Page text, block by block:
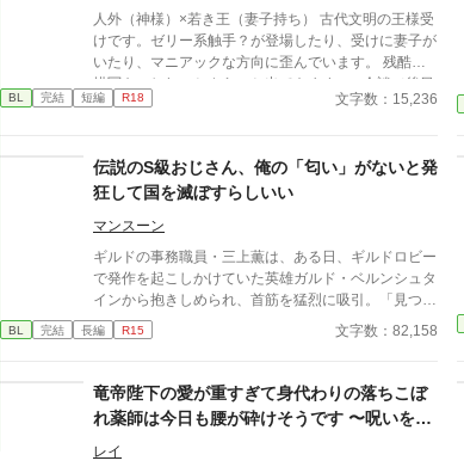
人外（神様）×若き王（妻子持ち） 古代文明の王様受
けです。ゼリー系触手？が登場したり、受けに妻子が
いたり、マニアックな方向に歪んでいます。 残酷な
描写も、しれっとさらっと出てきます。 ■余談（後日
談？番外編？オマケ？） 本編の18年後。 本編最後に
BL 完結 短編 R18 文字数：15,236
伝説のS級おじさん、俺の「匂い」がないと発
狂して国を滅ぼすらしいい
マンスーン
ギルドの事務職員・三上薫は、ある日、ギルドロビー
で発作を起こしかけていた英雄ガルド・ベルンシュタ
インから抱きしめられ、首筋を猛烈に吸引。「見つけ
た……俺の酸素……！」と叫び、離れなくなってしま
う。 最強おじさん(変態)×ギルドの事務職員(平凡) 世
ます。
BL 完結 長編 R15 文字数：82,158
竜帝陛下の愛が重すぎて身代わりの落ちこぼ
れ薬師は今日も腰が砕けそうです 〜呪いを解
いたら一生離さないと宣言されました〜
レイ